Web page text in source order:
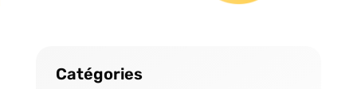
Catégories